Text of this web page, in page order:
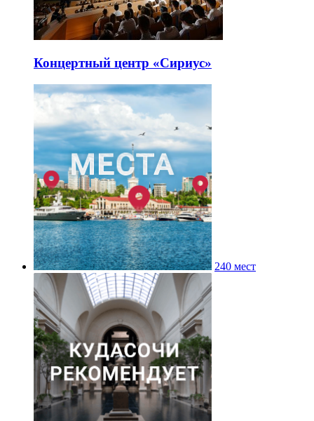
Концертный центр «Сириус»
240 мест